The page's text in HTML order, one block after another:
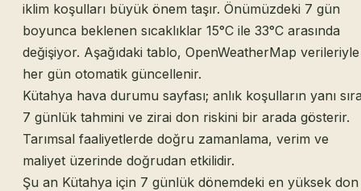
iklim koşulları büyük önem taşır. Önümüzdeki 7 gün
boyunca beklenen sıcaklıklar 15°C ile 33°C arasında
değişiyor. Aşağıdaki tablo, OpenWeatherMap verileriyle
her gün otomatik güncellenir.
Kütahya hava durumu sayfası; anlık koşulların yanı
7 günlük tahmini ve zirai don riskini bir arada gösterir.
Tarımsal faaliyetlerde doğru zamanlama, verim ve
maliyet üzerinde doğrudan etkilidir.
Şu an Kütahya için 7 günlük dönemdeki en yüksek don